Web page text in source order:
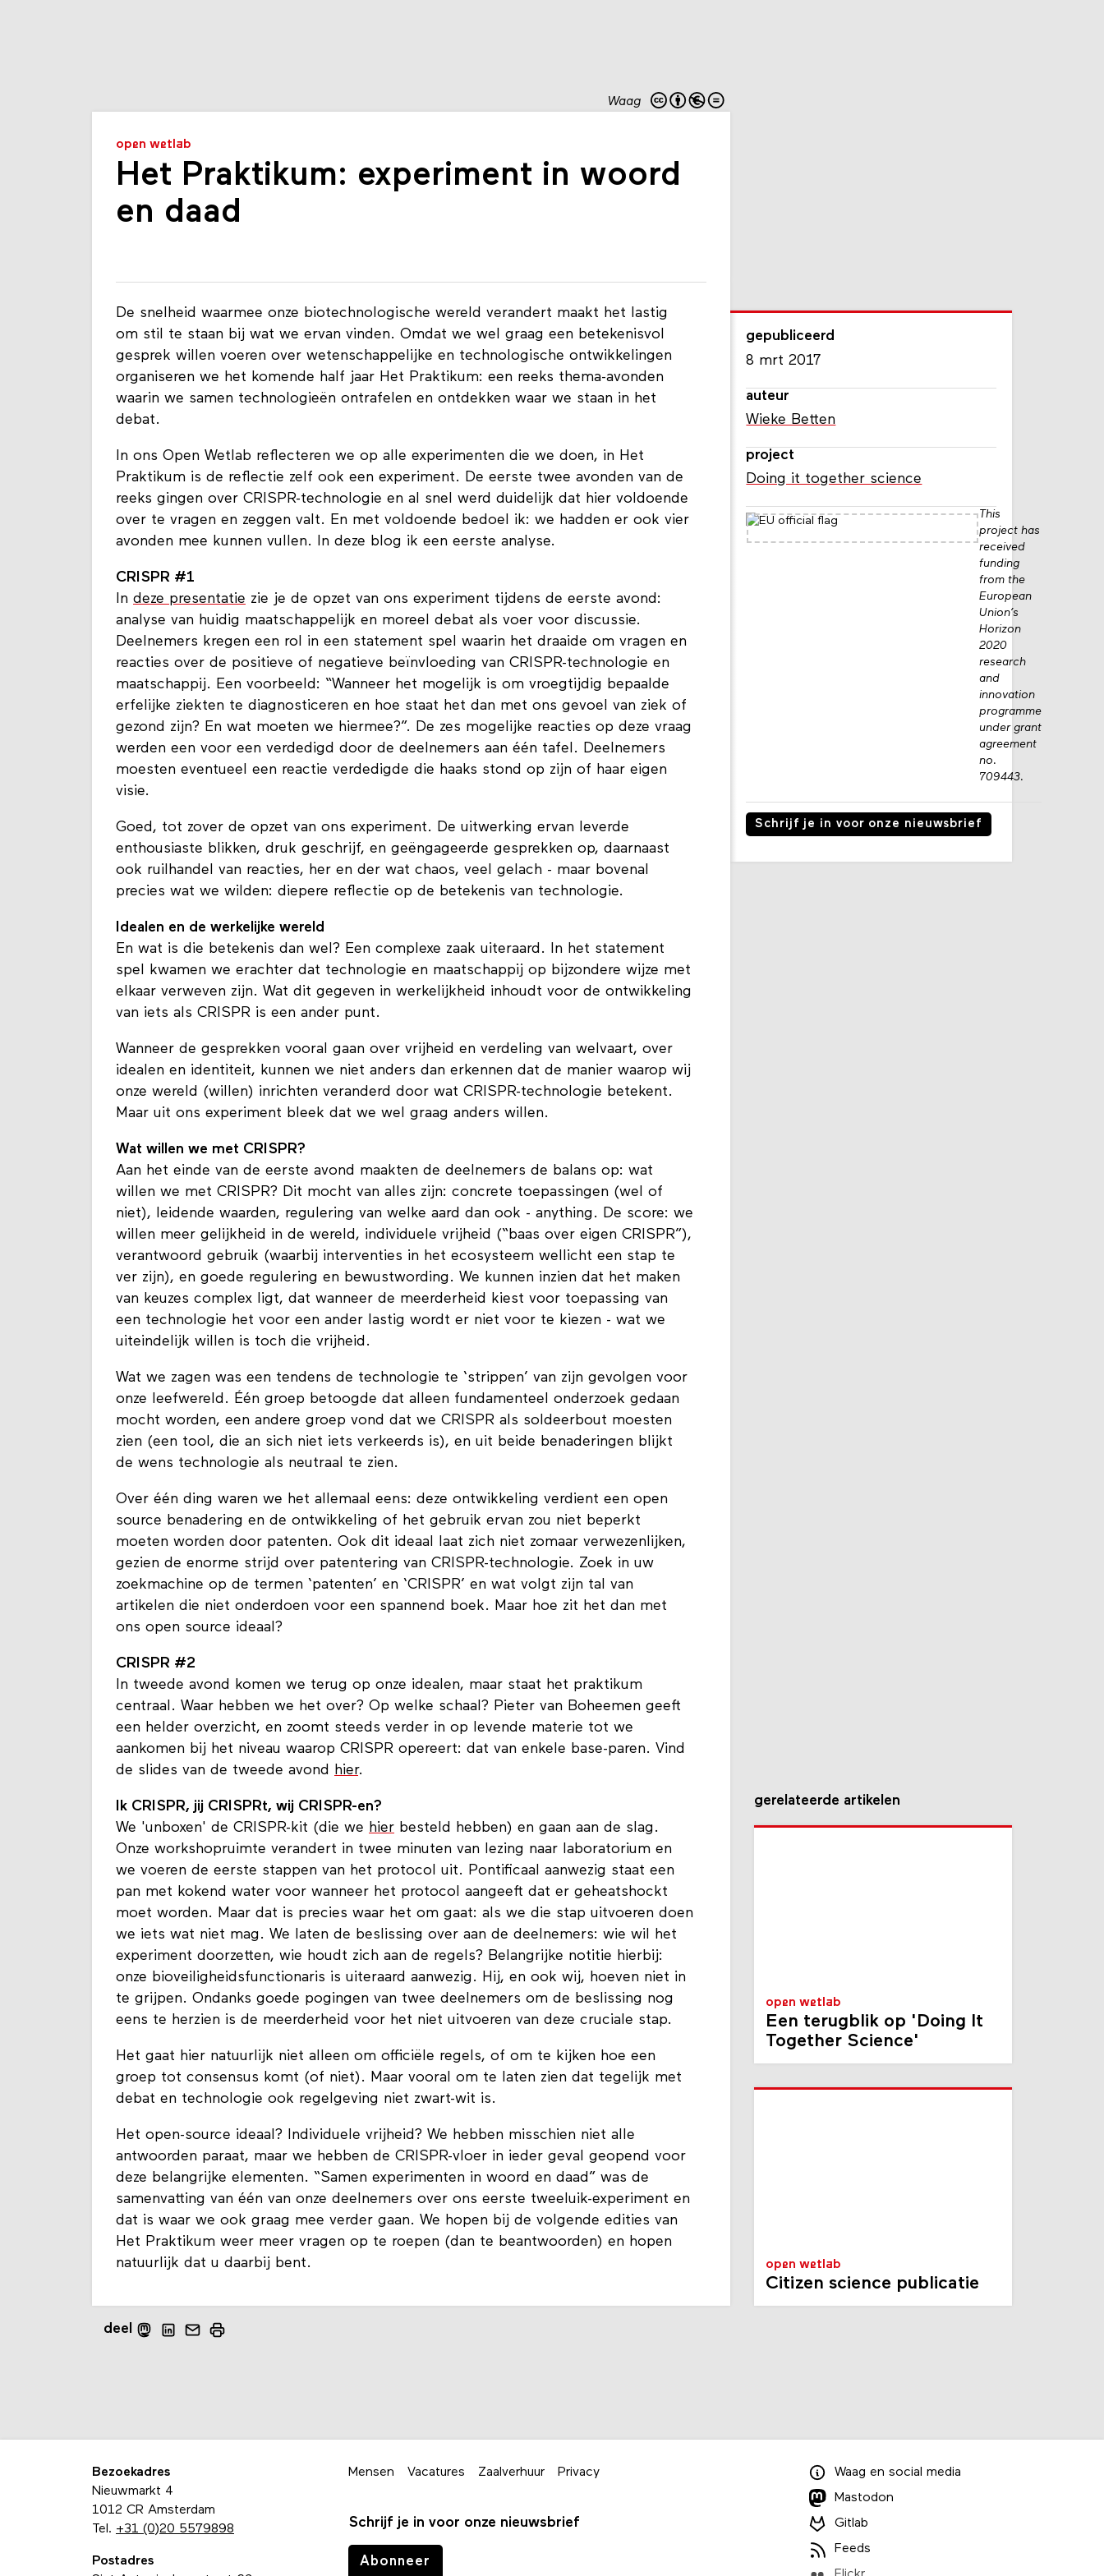
Waag
open wetlab
Het Praktikum: experiment in woord
en daad
De snelheid waarmee onze biotechnologische wereld verandert maakt het lastig
om stil te staan bij wat we ervan vinden. Omdat we wel graag een betekenisvol
gesprek willen voeren over wetenschappelijke en technologische ontwikkelingen
organiseren we het komende half jaar Het Praktikum: een reeks thema-avonden
waarin we samen technologieën ontrafelen en ontdekken waar we staan in het
debat.
In ons Open Wetlab reflecteren we op alle experimenten die we doen, in Het
Praktikum is de reflectie zelf ook een experiment. De eerste twee avonden van de
reeks gingen over CRISPR-technologie en al snel werd duidelijk dat hier voldoende
over te vragen en zeggen valt. En met voldoende bedoel ik: we hadden er ook vier
avonden mee kunnen vullen. In deze blog ik een eerste analyse.
CRISPR #1
In deze presentatie zie je de opzet van ons experiment tijdens de eerste avond:
analyse van huidig maatschappelijk en moreel debat als voer voor discussie.
Deelnemers kregen een rol in een statement spel waarin het draaide om vragen en
reacties over de positieve of negatieve beïnvloeding van CRISPR-technologie en
maatschappij. Een voorbeeld: “Wanneer het mogelijk is om vroegtijdig bepaalde
erfelijke ziekten te diagnosticeren en hoe staat het dan met ons gevoel van ziek of
gezond zijn? En wat moeten we hiermee?”. De zes mogelijke reacties op deze vraag
werden een voor een verdedigd door de deelnemers aan één tafel. Deelnemers
moesten eventueel een reactie verdedigde die haaks stond op zijn of haar eigen
visie.
Goed, tot zover de opzet van ons experiment. De uitwerking ervan leverde
enthousiaste blikken, druk geschrijf, en geëngageerde gesprekken op, daarnaast
ook ruilhandel van reacties, her en der wat chaos, veel gelach - maar bovenal
precies wat we wilden: diepere reflectie op de betekenis van technologie.
Idealen en de werkelijke wereld
En wat is die betekenis dan wel? Een complexe zaak uiteraard. In het statement
spel kwamen we erachter dat technologie en maatschappij op bijzondere wijze met
elkaar verweven zijn. Wat dit gegeven in werkelijkheid inhoudt voor de ontwikkeling
van iets als CRISPR is een ander punt.
Wanneer de gesprekken vooral gaan over vrijheid en verdeling van welvaart, over
idealen en identiteit, kunnen we niet anders dan erkennen dat de manier waarop wij
onze wereld (willen) inrichten veranderd door wat CRISPR-technologie betekent.
Maar uit ons experiment bleek dat we wel graag anders willen.
Wat willen we met CRISPR?
Aan het einde van de eerste avond maakten de deelnemers de balans op: wat
willen we met CRISPR? Dit mocht van alles zijn: concrete toepassingen (wel of
niet), leidende waarden, regulering van welke aard dan ook - anything. De score: we
willen meer gelijkheid in de wereld, individuele vrijheid (“baas over eigen CRISPR”),
verantwoord gebruik (waarbij interventies in het ecosysteem wellicht een stap te
ver zijn), en goede regulering en bewustwording. We kunnen inzien dat het maken
van keuzes complex ligt, dat wanneer de meerderheid kiest voor toepassing van
een technologie het voor een ander lastig wordt er niet voor te kiezen - wat we
uiteindelijk willen is toch die vrijheid.
Wat we zagen was een tendens de technologie te ‘strippen’ van zijn gevolgen voor
onze leefwereld. Één groep betoogde dat alleen fundamenteel onderzoek gedaan
mocht worden, een andere groep vond dat we CRISPR als soldeerbout moesten
zien (een tool, die an sich niet iets verkeerds is), en uit beide benaderingen blijkt
de wens technologie als neutraal te zien.
Over één ding waren we het allemaal eens: deze ontwikkeling verdient een open
source benadering en de ontwikkeling of het gebruik ervan zou niet beperkt
moeten worden door patenten. Ook dit ideaal laat zich niet zomaar verwezenlijken,
gezien de enorme strijd over patentering van CRISPR-technologie. Zoek in uw
zoekmachine op de termen ‘patenten’ en ‘CRISPR’ en wat volgt zijn tal van
artikelen die niet onderdoen voor een spannend boek. Maar hoe zit het dan met
ons open source ideaal?
CRISPR #2
In tweede avond komen we terug op onze idealen, maar staat het praktikum
centraal. Waar hebben we het over? Op welke schaal? Pieter van Boheemen geeft
een helder overzicht, en zoomt steeds verder in op levende materie tot we
aankomen bij het niveau waarop CRISPR opereert: dat van enkele base-paren. Vind
de slides van de tweede avond hier.
Ik CRISPR, jij CRISPRt, wij CRISPR-en?
We 'unboxen' de CRISPR-kit (die we hier besteld hebben) en gaan aan de slag.
Onze workshopruimte verandert in twee minuten van lezing naar laboratorium en
we voeren de eerste stappen van het protocol uit. Pontificaal aanwezig staat een
pan met kokend water voor wanneer het protocol aangeeft dat er geheatshockt
moet worden. Maar dat is precies waar het om gaat: als we die stap uitvoeren doen
we iets wat niet mag. We laten de beslissing over aan de deelnemers: wie wil het
experiment doorzetten, wie houdt zich aan de regels? Belangrijke notitie hierbij:
onze bioveiligheidsfunctionaris is uiteraard aanwezig. Hij, en ook wij, hoeven niet in
te grijpen. Ondanks goede pogingen van twee deelnemers om de beslissing nog
eens te herzien is de meerderheid voor het niet uitvoeren van deze cruciale stap.
Het gaat hier natuurlijk niet alleen om officiële regels, of om te kijken hoe een
groep tot consensus komt (of niet). Maar vooral om te laten zien dat tegelijk met
debat en technologie ook regelgeving niet zwart-wit is.
Het open-source ideaal? Individuele vrijheid? We hebben misschien niet alle
antwoorden paraat, maar we hebben de CRISPR-vloer in ieder geval geopend voor
deze belangrijke elementen. “Samen experimenten in woord en daad” was de
samenvatting van één van onze deelnemers over ons eerste tweeluik-experiment en
dat is waar we ook graag mee verder gaan. We hopen bij de volgende edities van
Het Praktikum weer meer vragen op te roepen (dan te beantwoorden) en hopen
natuurlijk dat u daarbij bent.
gepubliceerd
8 mrt 2017
auteur
Wieke Betten
project
Doing it together science
This
project has
received
funding
from the
European
Union’s
Horizon
2020
research
and
innovation
programme
under grant
agreement
no.
709443.
Schrijf je in voor onze nieuwsbrief
deel
gerelateerde artikelen
open wetlab
Een terugblik op 'Doing It
Together Science'
open wetlab
Citizen science publicatie
Bezoekadres
Nieuwmarkt 4
1012 CR Amsterdam
Tel. +31 (0)20 5579898
Postadres
Mensen Vacatures Zaalverhuur Privacy
Schrijf je in voor onze nieuwsbrief
Abonneer
Waag en social media
Mastodon
Gitlab
Feeds